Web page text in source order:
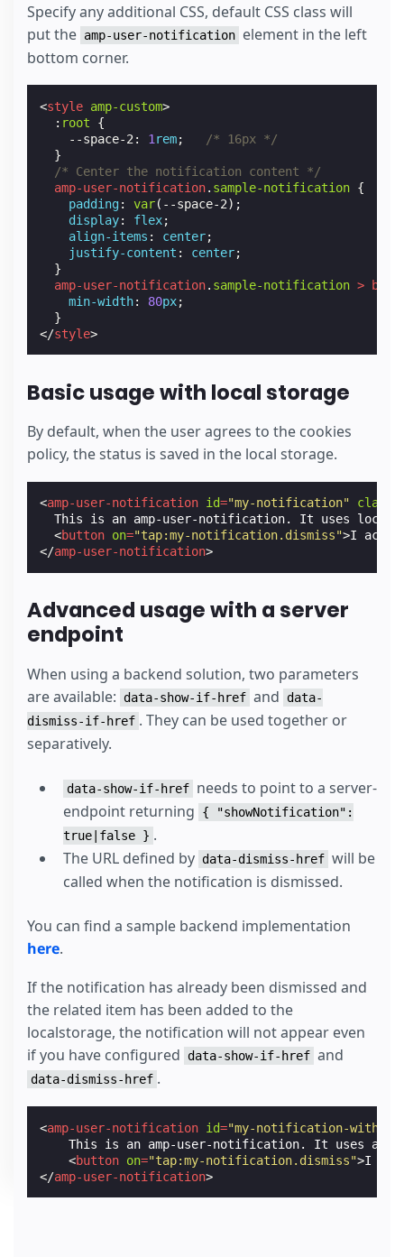
Specify any additional CSS, default CSS class will
put the amp-user-notification element in the left
bottom corner.
<style amp-custom>
: root
{
--space-2 : 1 rem;
/* 16px */
}
/* Center the notification content */
amp-user-notification. sample-notification {
padding: var( --space-2);
display: flex;
align-items : center;
justify-content : center;
}
amp-user-notification. sample-notification >
min-width: 80px;
}
</style>
Basic usage with local storage
By default, when the user agrees to the cookies
policy, the status is saved in the local storage.
<amp-user-notification id="my-notification" class
This is an amp-user-notification. It uses local
<button on="tap:my-notification.dismiss">I
</amp-user-notification>
Advanced usage with a server
endpoint
When using a backend solution, two parameters
are available:
data-show-if-href and
data-
dismiss-if-href . They can be used together or
separatively.
data-show-if-href needs to point to a server-
endpoint returning
{ "showNotification":
true|false } .
The URL defined by data-dismiss-href will be
called when the notification is dismissed.
You can find a sample backend implementation
here.
If the notification has already been dismissed and
the related item has been added to the
localstorage, the notification will not appear even
if you have configured
data-show-if-href and
data-dismiss-href .
<amp-user-notification id="my-notification-with-
This is an amp-user-notification. It uses a
<button on="tap:my-notification.dismiss">I
</amp-user-notification>